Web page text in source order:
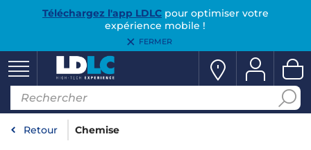
Téléchargez l'app LDLCpour optimiser votre
expérience mobile !
FERMER
Retour Chemise